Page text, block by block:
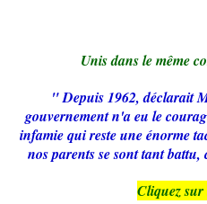
Unis dans le même
" Depuis 1962, déclarait
gouvernement n'a eu le
infamie qui reste une énorme
nos parents se sont tant
Cliquez sur